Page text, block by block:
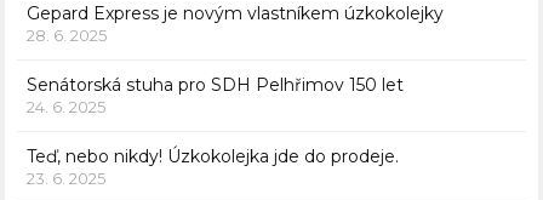
Gepard Express je novým vlastníkem úzkokolejky
28. 6. 2025
Senátorská stuha pro SDH Pelhřimov 150 let
24. 6. 2025
Teď, nebo nikdy! Úzkokolejka jde do prodeje.
23. 6. 2025